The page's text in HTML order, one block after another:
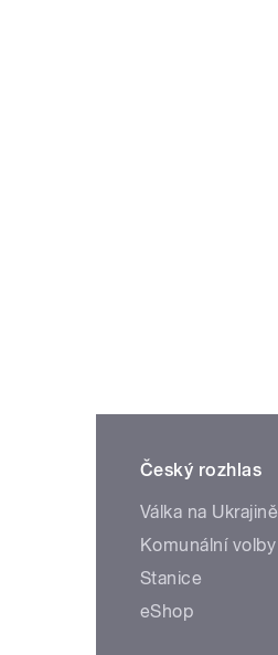
Český rozhlas
Válka na Ukrajině
Komunální volby
Stanice
eShop